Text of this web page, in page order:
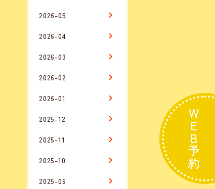
WEB予約
2026-05
2026-04
2026-03
2026-02
2026-01
2025-12
2025-11
2025-10
2025-09